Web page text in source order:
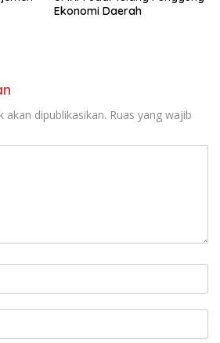
Ekonomi Daerah
akan dipublikasikan. Ruas yang wajib